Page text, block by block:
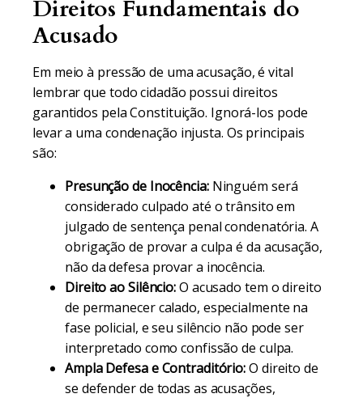
Direitos Fundamentais do
Acusado
Em meio à pressão de uma acusação, é vital
lembrar que todo cidadão possui direitos
garantidos pela Constituição. Ignorá-los pode
levar a uma condenação injusta. Os principais
são:
Presunção de Inocência:Ninguém será
considerado culpado até o trânsito em
julgado de sentença penal condenatória. A
obrigação de provar a culpa é da acusação,
não da defesa provar a inocência.
Direito ao Silêncio:O acusado tem o direito
de permanecer calado, especialmente na
fase policial, e seu silêncio não pode ser
interpretado como confissão de culpa.
Ampla Defesa e Contraditório:O direito de
se defender de todas as acusações,